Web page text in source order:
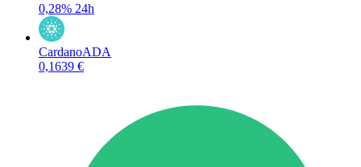
0,28% 24h
CardanoADA
0,1639 €